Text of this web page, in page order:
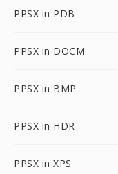
PPSX in PDB
PPSX in DOCM
PPSX in BMP
PPSX in HDR
PPSX in XPS